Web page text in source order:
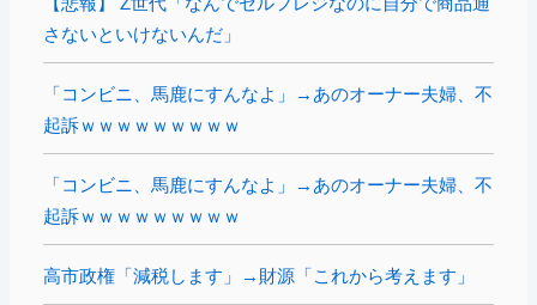
さないといけないんだ」
「コンビニ、馬鹿にすんなよ」→あのオーナー夫婦、不
起訴ｗｗｗｗｗｗｗｗｗ
「コンビニ、馬鹿にすんなよ」→あのオーナー夫婦、不
起訴ｗｗｗｗｗｗｗｗｗ
高市政権「減税します」→財源「これから考えます」